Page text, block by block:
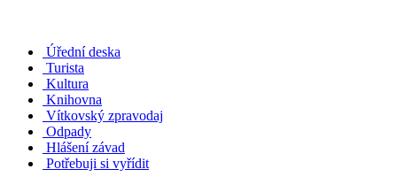
Úřední deska
Turista
Kultura
Knihovna
Vítkovský zpravodaj
Odpady
Hlášení závad
Potřebuji si vyřídit